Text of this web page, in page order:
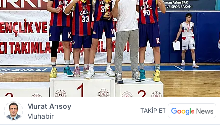
Murat Arısoy
Muhabir
TAKİP ET